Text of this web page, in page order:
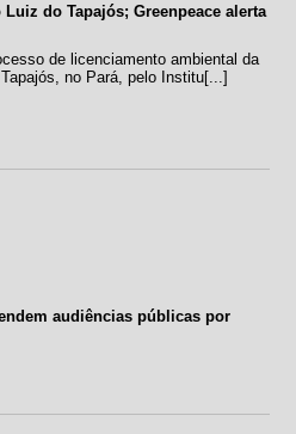
do Tapajós; Greenpeace alerta
de licenciamento ambiental da
no Pará, pelo Institu[...]
audiências públicas por